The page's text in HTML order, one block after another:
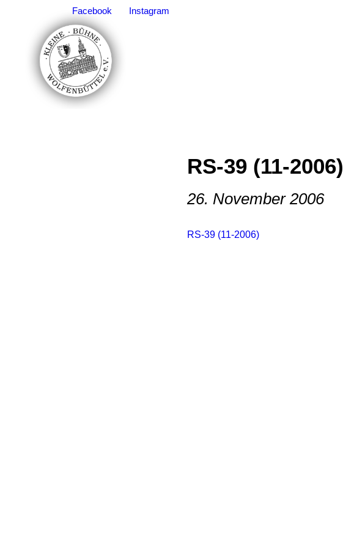
Facebook Instagram
RS-39 (11-2006)
26. November 2006
RS-39 (11-2006)